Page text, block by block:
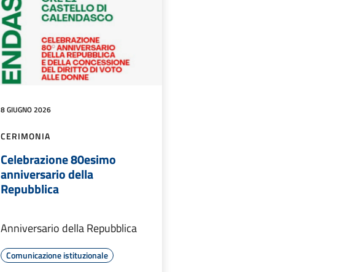
8 GIUGNO 2026
CERIMONIA
Celebrazione 80esimo
anniversario della
Repubblica
Anniversario della Repubblica
Comunicazione istituzionale